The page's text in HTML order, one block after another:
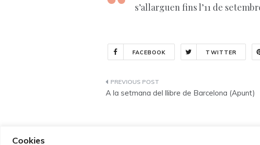
Cookies
s’allarguen fins l’11 de
FACEBOOK TWITTER
Navegació
A la setmana del llibre de Barcelona (Apunt)